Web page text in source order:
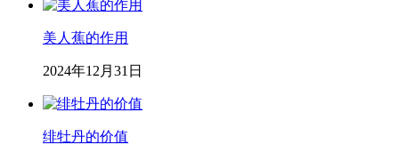
美人蕉的作用
2024年12月31日
绯牡丹的价值